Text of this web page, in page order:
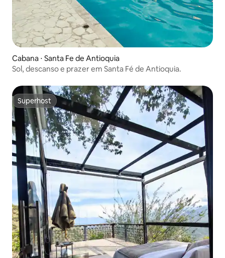
Cabana ⋅ Santa Fe de Antioquia
Sol, descanso e prazer em Santa Fé de Antioquia.
Superhost
Superhost